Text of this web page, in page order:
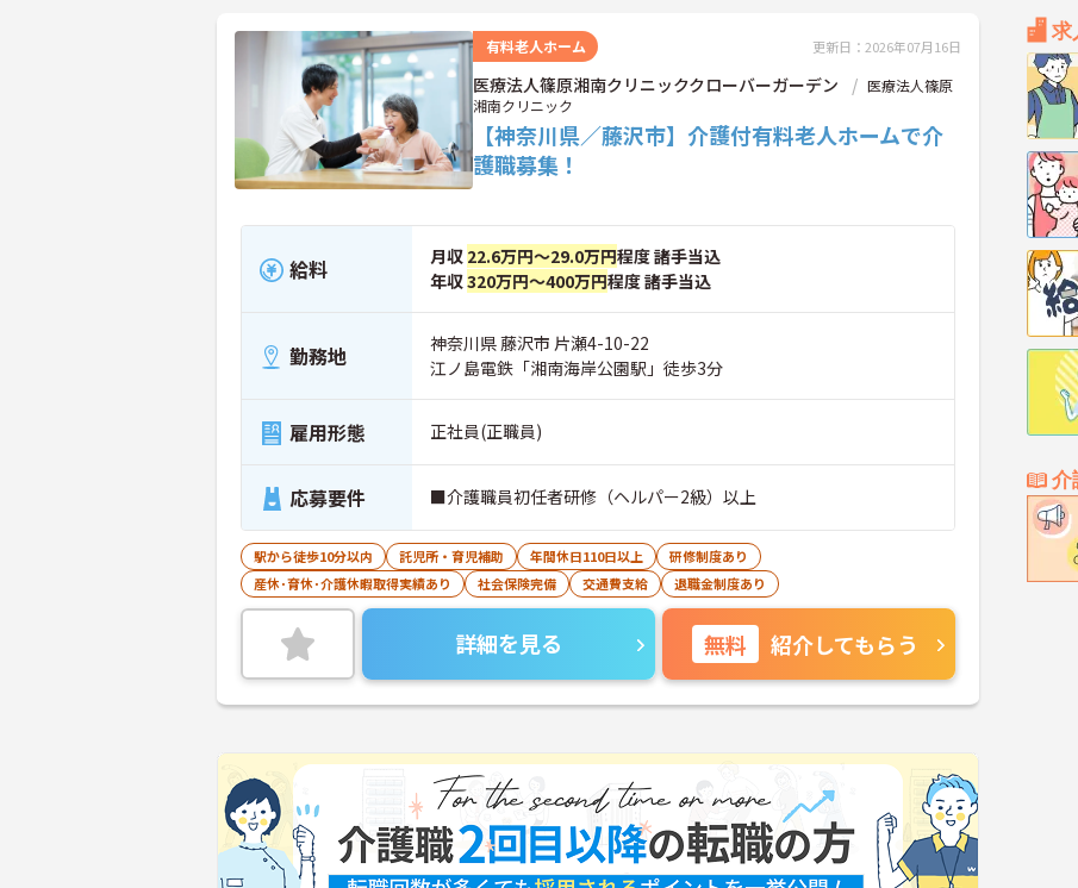
求
介
有料老人ホーム 更新日：2026年07月16日
医療法人篠原湘南クリニッククローバーガーデン
医療法人篠原
湘南クリニック
【神奈川県／藤沢市】介護付有料老人ホームで介
護職募集！
給料 月収 22.6万円～29.0万円程度 諸手当込
年収320万円～400万円程度 諸手当込
勤務地
神奈川県 藤沢市 片瀬4-10-22
江ノ島電鉄「湘南海岸公園駅」徒歩3分
雇用形態 正社員(正職員)
応募要件 ■介護職員初任者研修（ヘルパー2級）以上
駅から徒歩10分以内 託児所・育児補助 年間休日110日以上
研修制度あり
産休･育休･介護休暇取得実績あり
社会保険完備 交通費支給 退職金制度あり
詳細を見る 無料 紹介してもらう